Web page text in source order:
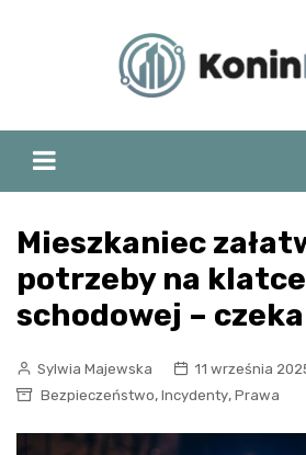
Mieszkaniec
potrzeby na klatce
schodowej –
Sylwia Majewska
11 września
Bezpieczeństwo, Incydenty, Prawa